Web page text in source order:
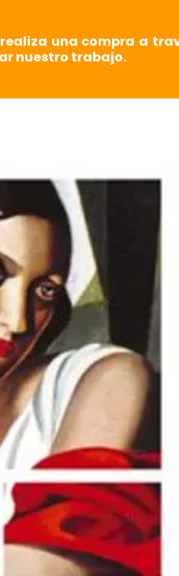
realiza una compra a
nuestro trabajo.